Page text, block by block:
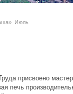
Июль
присвоено
печь